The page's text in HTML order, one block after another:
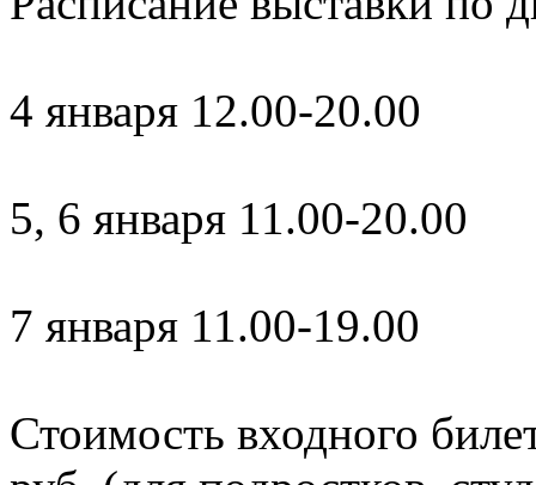
4 января 12.00-20.00
5, 6 января 11.00-20.00
7 января 11.00-19.00
Стоимость входного